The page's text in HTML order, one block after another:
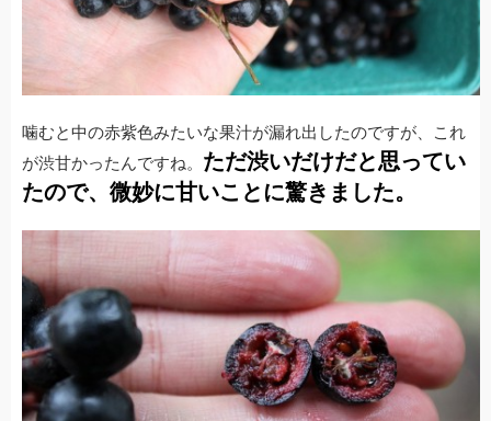
噛むと中の赤紫色みたいな果汁が漏れ出したのですが、これ
が渋甘かったんですね。 ただ渋いだけだと思ってい
たので、微妙に甘いことに驚きました。